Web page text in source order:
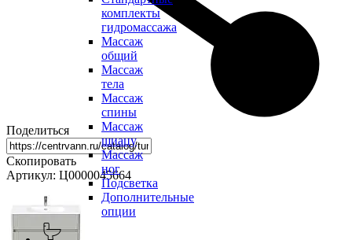
комплекты
гидромассажа
Массаж
общий
Массаж
тела
Массаж
спины
Массаж
шиацу
Массаж
ног
Подсветка
Дополнительные
опции
Поделиться
Скопировать
Артикул: Ц0000045664